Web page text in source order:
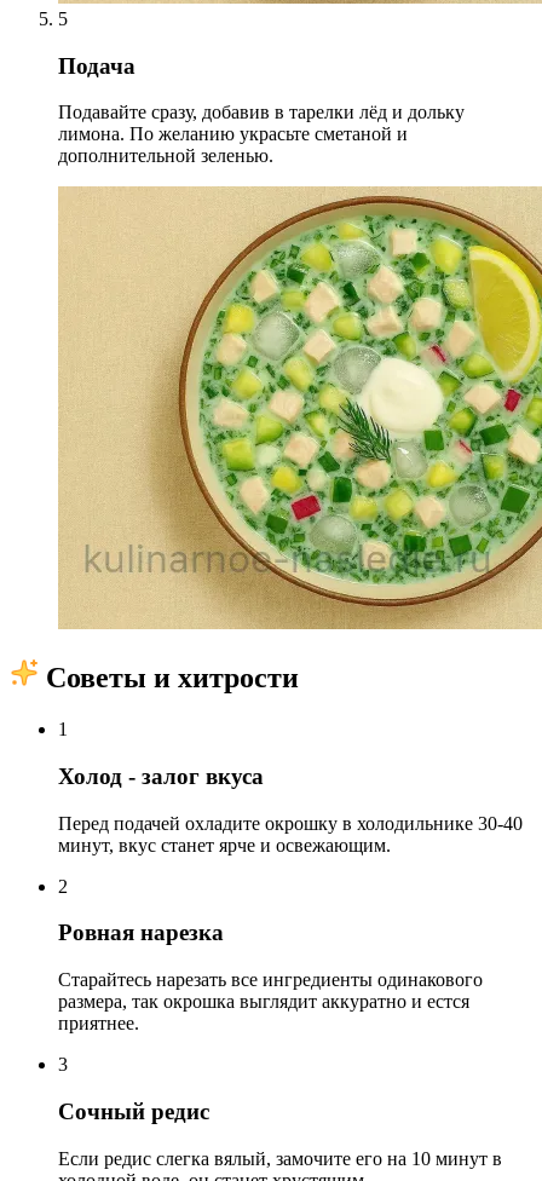
5
Подача
Подавайте сразу, добавив в тарелки лёд и дольку
лимона. По желанию украсьте сметаной и
дополнительной зеленью.
Советы и хитрости
1
Холод - залог вкуса
Перед подачей охладите окрошку в холодильнике 30-40
минут, вкус станет ярче и освежающим.
2
Ровная нарезка
Старайтесь нарезать все ингредиенты одинакового
размера, так окрошка выглядит аккуратно и естся
приятнее.
3
Сочный редис
Если редис слегка вялый, замочите его на 10 минут в